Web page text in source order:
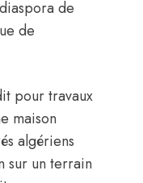
de
de
pour travaux
maison
algériens
sur un terrain